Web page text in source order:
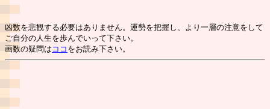
凶数を悲観する必要はありません。運勢を把握し、より一層の注意をして
ご自分の人生を歩んでいって下さい。
画数の疑問は ココ をお読み下さい。